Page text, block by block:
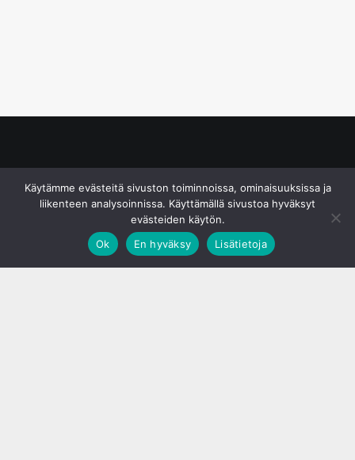
Käytämme evästeitä sivuston toiminnoissa, ominaisuuksissa ja
liikenteen analysoinnissa. Käyttämällä sivustoa hyväksyt
evästeiden käytön.
Ok
En hyväksy Lisätietoja